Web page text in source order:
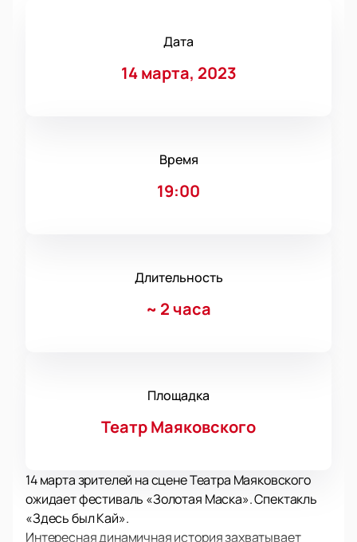
Дата
14 марта, 2023
Время
19:00
Длительность
~ 2 часа
Площадка
Театр Маяковского
14 марта зрителей на сцене Театра Маяковского
ожидает фестиваль «Золотая Маска». Спектакль
«Здесь был Кай».
Интересная динамичная история захватывает